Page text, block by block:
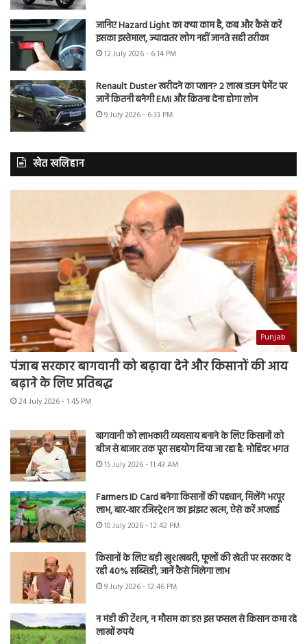
जानिए Hazard Light का क्या काम है, कब और कैसे करें
इसका इस्तेमाल, ज्यादातर लोग नहीं जानते सही तरीका
12 July 2026 - 6:14 PM
Renault Duster खरीदने का प्लान? 2 लाख डाउन पेमेंट पर
जानें कितनी बनेगी EMI और कितना देना होगा लोन
9 July 2026 - 6:33 PM
खेत खलिहान
Punjab
पंजाब सरकार बागवानी को बढ़ावा देने और किसानों की आय
बढ़ाने के लिए प्रतिबद्ध
24 July 2026 - 1:45 PM
बागवानी को लाभकारी व्यवसाय बनाने के लिए किसानों को
बीज से बाजार तक पूरा सहयोग दिया जा रहा है: मोहिंदर भगत
15 July 2026 - 11:43 AM
Farmers ID Card बनेगा किसानों की पहचान, मिलेंगे भरपूर
लाभ, बार-बार रजिस्ट्रेशन का झंझट खत्म, ऐसे करें अप्लाई
10 July 2026 - 12:42 PM
किसानों के लिए बड़ी खुशखबरी, फूलों की खेती पर सरकार दे
रही 40% सब्सिडी, जानें कैसे मिलेगा लाभ
9 July 2026 - 12:46 PM
न मंडी की टेंशन, न मौसम का डर! इस फसल से किसान कमा रहे
लाखों रुपये